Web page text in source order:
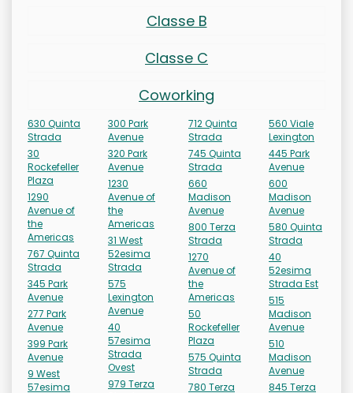
Classe B
Classe C
Coworking
630 Quinta
Strada
30
Rockefeller
Plaza
1290
Avenue of
the
Americas
767 Quinta
Strada
345 Park
Avenue
277 Park
Avenue
399 Park
Avenue
9 West
57esima
300 Park
Avenue
320 Park
Avenue
1230
Avenue of
the
Americas
31 West
52esima
Strada
575
Lexington
Avenue
40
57esima
Strada
Ovest
979 Terza
712 Quinta
Strada
745 Quinta
Strada
660
Madison
Avenue
800 Terza
Strada
1270
Avenue of
the
Americas
50
Rockefeller
Plaza
575 Quinta
Strada
780 Terza
560 Viale
Lexington
445 Park
Avenue
600
Madison
Avenue
580 Quinta
Strada
40
52esima
Strada Est
515
Madison
Avenue
510
Madison
Avenue
845 Terza